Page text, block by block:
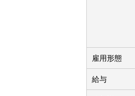
雇用形態
給与